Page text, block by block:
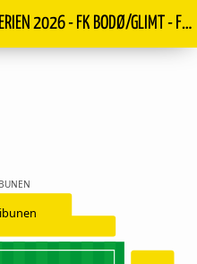
ELITESERIEN 2026 - FK BODØ/GLIMT - FREDRIKSTAD